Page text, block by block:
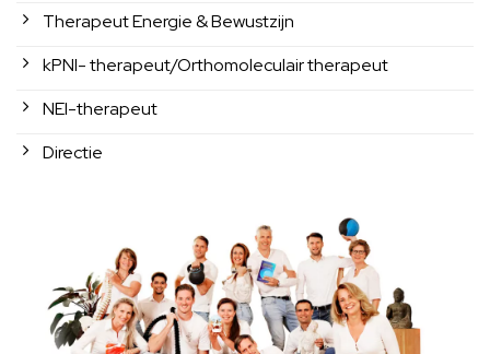
Therapeut Energie & Bewustzijn
kPNI- therapeut/Orthomoleculair therapeut
NEI-therapeut
Directie